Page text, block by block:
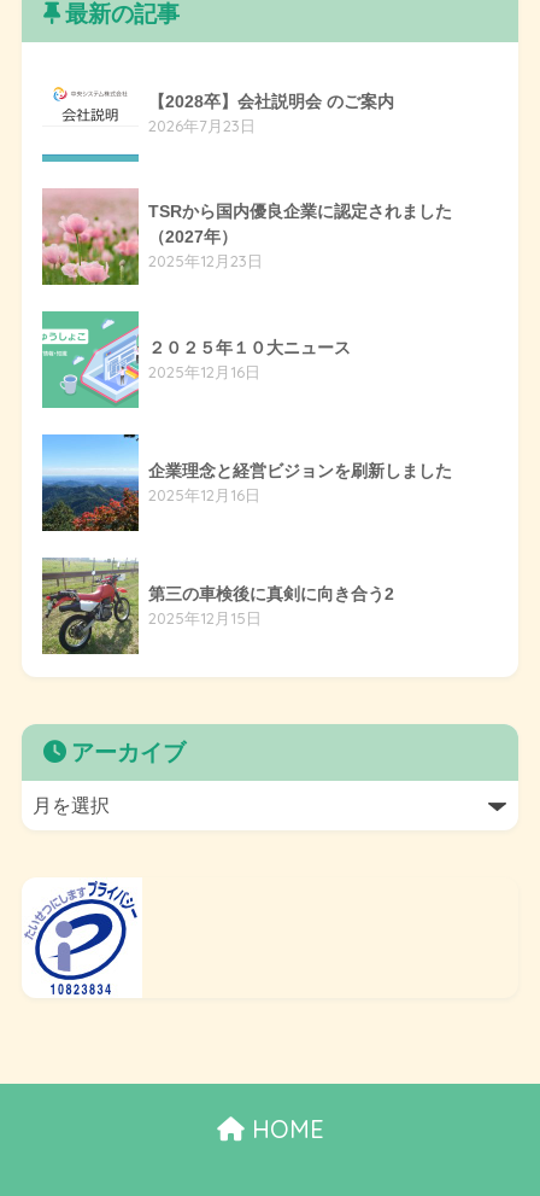
最新の記事
【2028卒】会社説明会 のご案内
2026年7月23日
TSRから国内優良企業に認定されました
（2027年）
2025年12月23日
２０２５年１０大ニュース
2025年12月16日
企業理念と経営ビジョンを刷新しました
2025年12月16日
第三の車検後に真剣に向き合う2
2025年12月15日
アーカイブ
HOME